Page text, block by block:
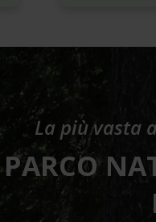
La più vasta
PARCO